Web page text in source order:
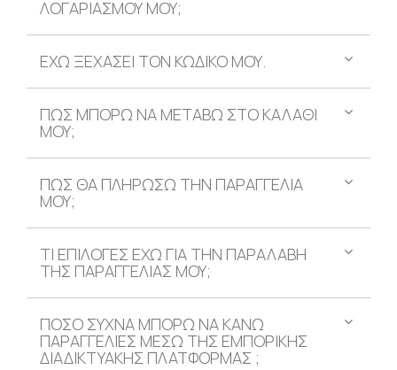
ΛΟΓΑΡΙΑΣΜΟΥ ΜΟΥ;
ΕΧΩ ΞΕΧΑΣΕΙ ΤΟΝ ΚΩΔΙΚΟ ΜΟΥ.
ΠΩΣ ΜΠΟΡΩ ΝΑ ΜΕΤΑΒΩ ΣΤΟ ΚΑΛΑΘΙ
ΜΟΥ;
ΠΩΣ ΘΑ ΠΛΗΡΩΣΩ ΤΗΝ ΠΑΡΑΓΓΕΛΙΑ
ΜΟΥ;
ΤΙ ΕΠΙΛΟΓΕΣ ΕΧΩ ΓΙΑ ΤΗΝ ΠΑΡΑΛΑΒΗ
ΤΗΣ ΠΑΡΑΓΓΕΛΙΑΣ ΜΟΥ;
ΠΟΣΟ ΣΥΧΝΑ ΜΠΟΡΩ ΝΑ ΚΑΝΩ
ΠΑΡΑΓΓΕΛΙΕΣ ΜΕΣΩ ΤΗΣ ΕΜΠΟΡΙΚΗΣ
ΔΙΑΔΙΚΤΥΑΚΗΣ ΠΛΑΤΦΟΡΜΑΣ ;